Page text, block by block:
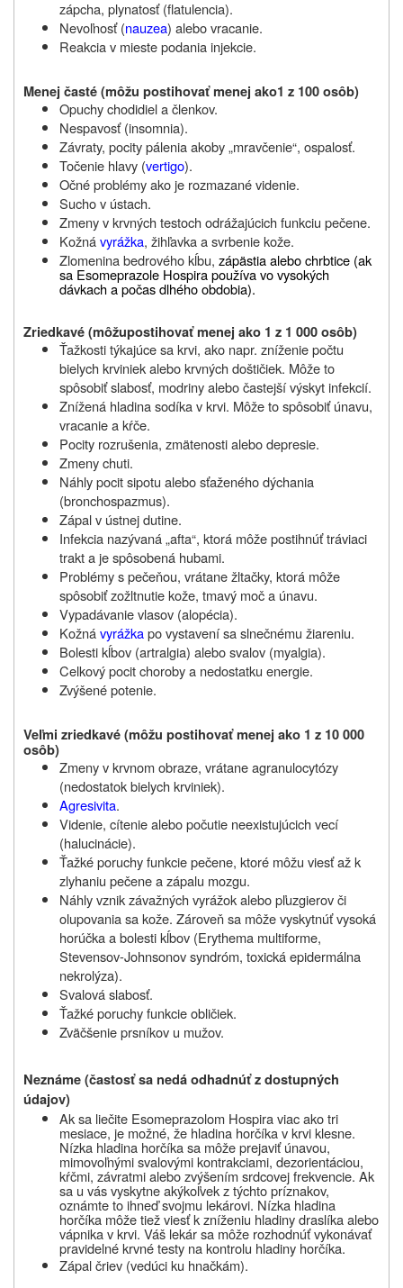
zápcha, plynatosť (flatulencia).
Nevoľnosť (nauzea) alebo vracanie.
Reakcia v mieste podania injekcie.
Menej časté (môžu postihovať menej ako1 z 100 osôb)
Opuchy chodidiel a členkov.
Nespavosť (insomnia).
Závraty, pocity pálenia akoby „mravčenie“, ospalosť.
Točenie hlavy (vertigo).
Očné problémy ako je rozmazané videnie.
Sucho v ústach.
Zmeny v krvných testoch odrážajúcich funkciu pečene.
Kožnávyrážka, žihľavka a svrbenie kože.
Zlomenina bedrového kĺbu, zápästia alebo chrbtice (ak
sa Esomeprazole Hospira používa vo vysokých
dávkach a počas dlhého obdobia).
Zriedkavé (môžupostihovať menej ako 1 z 1 000 osôb)
Ťažkosti týkajúce sa krvi, ako napr. zníženie počtu
bielych krviniek alebo krvných doštičiek. Môže to
spôsobiť slabosť, modriny alebo častejší výskyt infekcií.
Znížená hladina sodíka v krvi. Môže to spôsobiť únavu,
vracanie a kŕče.
Pocity rozrušenia, zmätenosti alebo depresie.
Zmeny chuti.
Náhly pocit sipotu alebo sťaženého dýchania
(bronchospazmus).
Zápal v ústnej dutine.
Infekcia nazývaná „afta“, ktorá môže postihnúť tráviaci
trakt a je spôsobená hubami.
Problémy s pečeňou, vrátane žltačky, ktorá môže
spôsobiť zožltnutie kože, tmavý moč a únavu.
Vypadávanie vlasov (alopécia).
Kožnávyrážkapo vystavení sa slnečnému žiareniu.
Bolesti kĺbov (artralgia) alebo svalov (myalgia).
Celkový pocit choroby a nedostatku energie.
Zvýšené potenie.
Veľmi zriedkavé (môžu postihovať menej ako 1 z 10 000
osôb)
Zmeny v krvnom obraze, vrátane agranulocytózy
(nedostatok bielych krviniek).
Agresivita.
Videnie, cítenie alebo počutie neexistujúcich vecí
(halucinácie).
Ťažké poruchy funkcie pečene, ktoré môžu viesť až k
zlyhaniu pečene a zápalu mozgu.
Náhly vznik závažných vyrážok alebo pľuzgierov či
olupovania sa kože. Zároveň sa môže vyskytnúť vysoká
horúčka a bolesti kĺbov (Erythema multiforme,
Stevensov-Johnsonov syndróm, toxická epidermálna
nekrolýza).
Svalová slabosť.
Ťažké poruchy funkcie obličiek.
Zväčšenie prsníkov u mužov.
Neznáme (častosť sa nedá odhadnúť z dostupných
údajov)
Ak sa liečite Esomeprazolom Hospiraviac ako tri
mesiace, je možné, že hladina horčíka v krvi klesne.
Nízka hladina horčíka sa môže prejaviť únavou,
mimovoľnými svalovými kontrakciami, dezorientáciou,
kŕčmi, závratmi alebo zvýšením srdcovej frekvencie. Ak
sa u vás vyskytne akýkoľvek z týchto príznakov,
oznámte to ihneď svojmu lekárovi. Nízka hladina
horčíka môžetiež viesťk zníženiu hladinydraslíkaalebo
vápnikav krvi. Váš lekársa môže rozhodnúťvykonávať
pravidelnékrvné testy na kontrolu hladiny horčíka.
Zápal čriev (vedúci ku hnačkám).